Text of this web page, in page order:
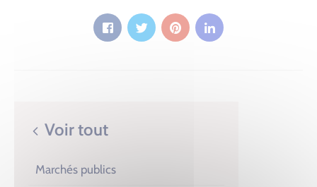
Voir tout
Marchés publics